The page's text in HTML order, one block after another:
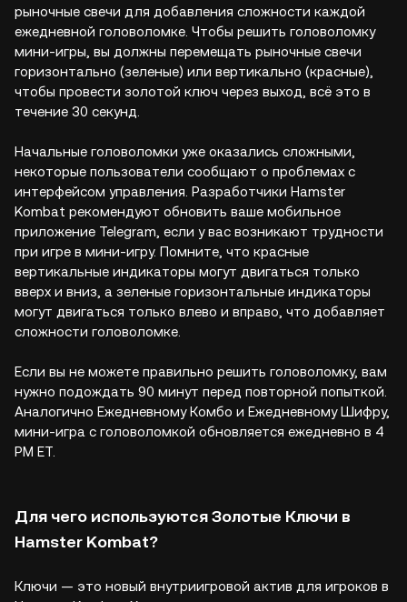
рыночные свечи для добавления сложности каждой
ежедневной головоломке. Чтобы решить головоломку
мини-игры, вы должны перемещать рыночные свечи
горизонтально (зеленые) или вертикально (красные),
чтобы провести золотой ключ через выход, всё это в
течение 30 секунд.
Начальные головоломки уже оказались сложными,
некоторые пользователи сообщают о проблемах с
интерфейсом управления. Разработчики Hamster
Kombat рекомендуют обновить ваше мобильное
приложение Telegram, если у вас возникают трудности
при игре в мини-игру. Помните, что красные
вертикальные индикаторы могут двигаться только
вверх и вниз, а зеленые горизонтальные индикаторы
могут двигаться только влево и вправо, что добавляет
сложности головоломке.
Если вы не можете правильно решить головоломку, вам
нужно подождать 90 минут перед повторной попыткой.
Аналогично Ежедневному Комбо и Ежедневному Шифру,
мини-игра с головоломкой обновляется ежедневно в 4
PM ET.
Для чего используются Золотые Ключи в
Hamster Kombat?
Ключи — это новый внутриигровой актив для игроков в